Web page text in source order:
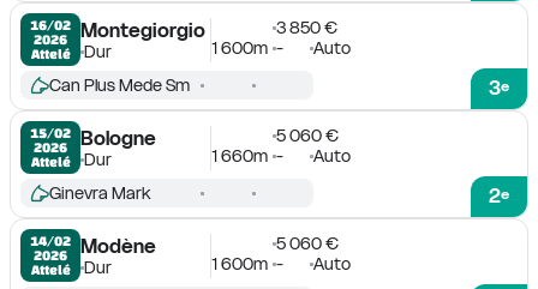
16/02
2026
Attelé
Montegiorgio
Dur
3 850 €
1 600m - Auto
3e
Can Plus Mede Sm
15/02
2026
Attelé
Bologne
Dur
5 060 €
1 660m - Auto
2e
Ginevra Mark
14/02
2026
Attelé
Modène
Dur
5 060 €
1 600m - Auto